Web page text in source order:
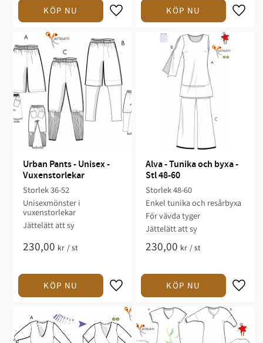
Urban Pants - Unisex -
Vuxenstorlekar
Storlek 36-52​​
Unisexmönster i
vuxenstorlekar
​​Jättelätt att sy​​​​
230,00 kr /st
Alva - Tunika och byxa -
Stl 48-60
Storlek 48-60​
Enkel tunika och resårbyxa​​​
För vävda tyger​​​
Jättelätt att sy​
230,00 kr /st